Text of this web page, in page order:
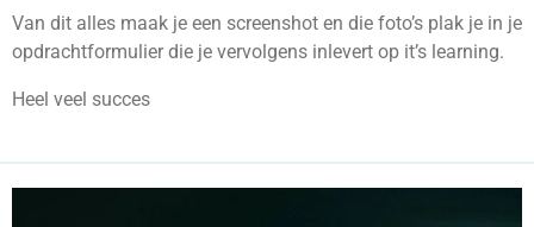
Van dit alles maak je een screenshot en die foto’s plak je in je
opdrachtformulier die je vervolgens inlevert op it’s learning.
Heel veel succes